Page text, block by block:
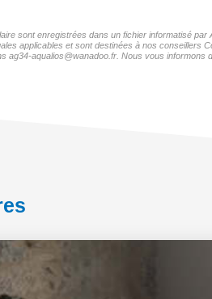
sont enregistrées dans un fichier informatisé
applicables et sont destinées à nos
ag34-aqualios@wanadoo.fr. Nous vous